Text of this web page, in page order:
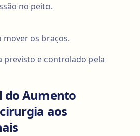
no peito.
mover os braços.
previsto e controlado pela
do Aumento
aos